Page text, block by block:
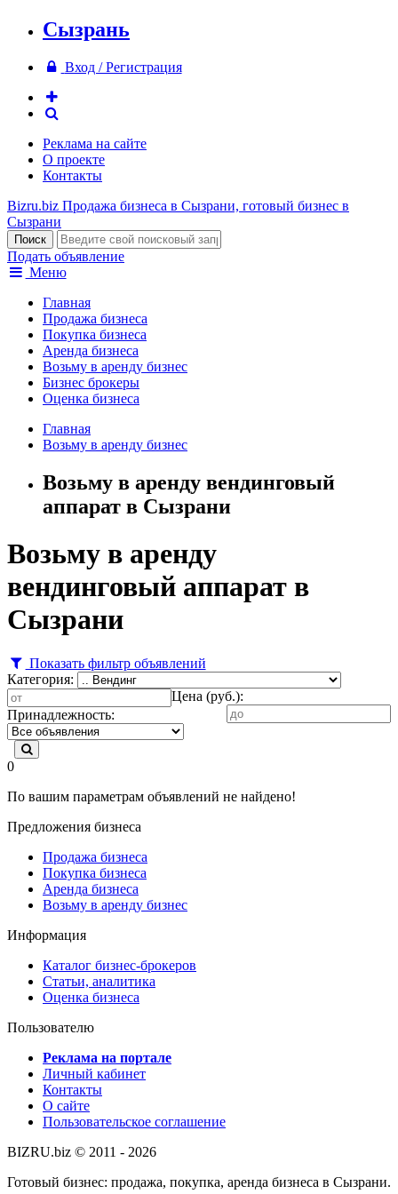
Сызрань
Вход / Регистрация
Реклама на сайте
О проекте
Контакты
Bizru.biz Продажа бизнеса в Сызрани, готовый бизнес в
Сызрани
Подать объявление
Меню
Главная
Продажа бизнеса
Покупка бизнеса
Аренда бизнеса
Возьму в аренду бизнес
Бизнес брокеры
Оценка бизнеса
Главная
Возьму в аренду бизнес
Возьму в аренду вендинговый
аппарат в Сызрани
Возьму в аренду
вендинговый аппарат в
Сызрани
Показать фильтр объявлений
Категория:
Цена (руб.):
Принадлежность:
0
По вашим параметрам объявлений не найдено!
Предложения бизнеса
Продажа бизнеса
Покупка бизнеса
Аренда бизнеса
Возьму в аренду бизнес
Информация
Каталог бизнес-брокеров
Статьи, аналитика
Оценка бизнеса
Пользователю
Реклама на портале
Личный кабинет
Контакты
О сайте
Пользовательское соглашение
BIZRU.biz © 2011 - 2026
Готовый бизнес: продажа, покупка, аренда бизнеса в Сызрани.